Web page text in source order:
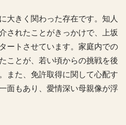
大きく関わった存在です。知人
されたことがきっかけで、上坂
ートさせています。家庭内での
ことが、若い頃からの挑戦を後
また、免許取得に関して心配す
面もあり、愛情深い母親像が浮